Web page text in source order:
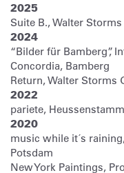
2025
Suite B., Walter
2024
“Bilder für Bamberg”,
Concordia, Bamberg
Return, Walter Storms
2022
pariete,
2020
music while it´s
Potsdam
New York Paintings,